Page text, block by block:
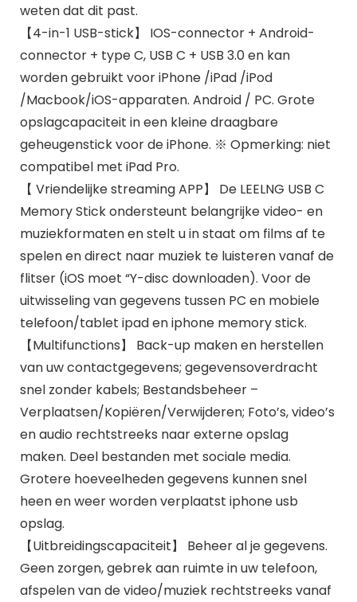
weten dat dit past.
【4-in-1 USB-stick】 IOS-connector + Android-
connector + type C, USB C + USB 3.0 en kan
worden gebruikt voor iPhone /iPad /iPod
/Macbook/iOS-apparaten. Android / PC. Grote
opslagcapaciteit in een kleine draagbare
geheugenstick voor de iPhone. ※ Opmerking: niet
compatibel met iPad Pro.
【 Vriendelijke streaming APP】 De LEELNG USB C
Memory Stick ondersteunt belangrijke video- en
muziekformaten en stelt u in staat om films af te
spelen en direct naar muziek te luisteren vanaf de
flitser (iOS moet “Y-disc downloaden). Voor de
uitwisseling van gegevens tussen PC en mobiele
telefoon/tablet ipad en iphone memory stick.
【Multifunctions】 Back-up maken en herstellen
van uw contactgegevens; gegevensoverdracht
snel zonder kabels; Bestandsbeheer –
Verplaatsen/Kopiëren/Verwijderen; Foto’s, video’s
en audio rechtstreeks naar externe opslag
maken. Deel bestanden met sociale media.
Grotere hoeveelheden gegevens kunnen snel
heen en weer worden verplaatst iphone usb
opslag.
【Uitbreidingscapaciteit】 Beheer al je gegevens.
Geen zorgen, gebrek aan ruimte in uw telefoon,
afspelen van de video/muziek rechtstreeks vanaf